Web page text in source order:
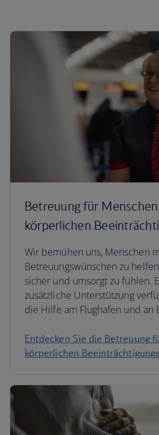
Betreuung für
körperlichen
Wir bemühen uns, Menschen
Betreuungswünschen zu
sicher und umsorgt zu fühlen.
zusätzliche Unterstützung
die Hilfe am Flughafen und an
Entdecken Sie die Betreuung
körperlichen